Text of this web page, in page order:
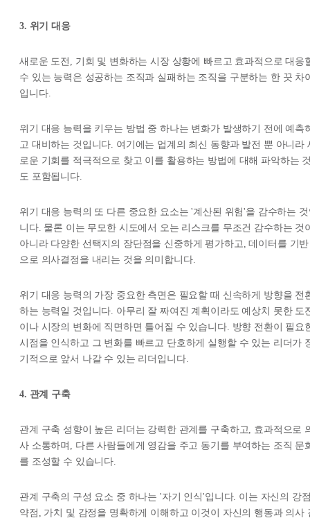
3. 위기 대응
새로운 도전, 기회 및 변화하는 시장 상황에 빠르고 효과적으로 대응
수 있는 능력은 성공하는 조직과 실패하는 조직을 구분하는 한 끗 차
입니다.
위기 대응 능력을 키우는 방법 중 하나는 변화가 발생하기 전에 예측
고 대비하는 것입니다. 여기에는 업계의 최신 동향과 발전 뿐 아니라
로운 기회를 적극적으로 찾고 이를 활용하는 방법에 대해 파악하는
도 포함됩니다.
위기 대응 능력의 또 다른 중요한 요소는 '계산된 위험'을 감수하는
니다. 물론 이는 무모한 시도에서 오는 리스크를 무조건 감수하는 것
아니라 다양한 선택지의 장단점을 신중하게 평가하고, 데이터를 기반
으로 의사결정을 내리는 것을 의미합니다.
위기 대응 능력의 가장 중요한 측면은 필요할 때 신속하게 방향을 전
하는 능력일 것입니다. 아무리 잘 짜여진 계획이라도 예상치 못한 도
이나 시장의 변화에 직면하면 틀어질 수 있습니다. 방향 전환이 필요
시점을 인식하고 그 변화를 빠르고 단호하게 실행할 수 있는 리더가
기적으로 앞서 나갈 수 있는 리더입니다.
4. 관계 구축
관계 구축 성향이 높은 리더는 강력한 관계를 구축하고, 효과적으로
사 소통하며, 다른 사람들에게 영감을 주고 동기를 부여하는 조직 문
를 조성할 수 있습니다.
관계 구축의 구성 요소 중 하나는 '자기 인식'입니다. 이는 자신의 강
약점, 가치 및 감정을 명확하게 이해하고 이것이 자신의 행동과 의사